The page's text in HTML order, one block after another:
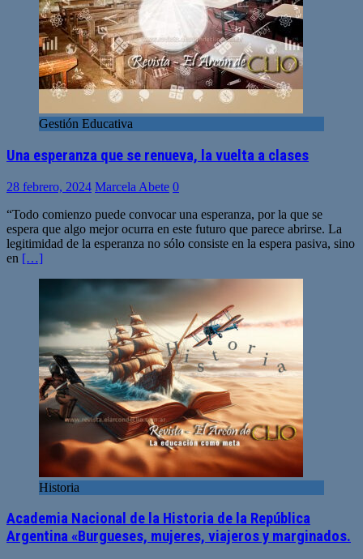
Gestión Educativa
Una esperanza que se renueva, la vuelta a clases
28 febrero, 2024 Marcela Abete 0
“Todo comienzo puede convocar una esperanza, por la que se
espera que algo mejor ocurra en este futuro que parece abrirse. La
legitimidad de la esperanza no sólo consiste en la espera pasiva, sino
en […]
Historia
Academia Nacional de la Historia de la República
Argentina «Burgueses, mujeres, viajeros y marginados.